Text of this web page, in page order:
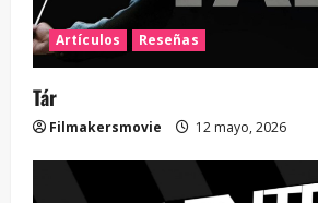
Artículos Reseñas
Tár
Filmakersmovie 12 mayo, 2026